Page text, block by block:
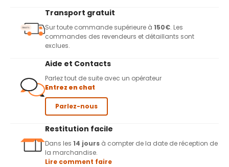
Transport gratuit
Sur toute commande supérieure à 150€. Les
commandes des revendeurs et détaillants sont
exclues.
Aide et Contacts
Parlez tout de suite avec un opérateur
Entrez en chat
Parlez-nous
Restitution facile
Dans les 14 jours à compter de la date de réception de
la marchandise.
Lire comment faire